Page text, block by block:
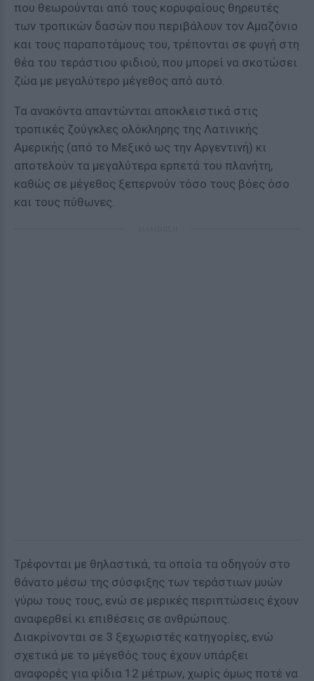
που θεωρούνται από τους κορυφαίους θηρευτές
των τροπικών δασών που περιβάλουν τον Αμαζόνιο
και τους παραποτάμους του, τρέπονται σε φυγή στη
θέα του τεράστιου φιδιού, που μπορεί να σκοτώσει
ζώα με μεγαλύτερο μέγεθος από αυτό.
Τα ανακόντα απαντώνται αποκλειστικά στις
τροπικές ζούγκλες ολόκληρης της Λατινικής
Αμερικής (από το Μεξικό ως την Αργεντινή) κι
αποτελούν τα μεγαλύτερα ερπετά του πλανήτη,
καθώς σε μέγεθος ξεπερνούν τόσο τους βόες όσο
και τους πύθωνες.
Τρέφονται με θηλαστικά, τα οποία τα οδηγούν στο
θάνατο μέσω της σύσφιξης των τεράστιων μυών
γύρω τους τους, ενώ σε μερικές περιπτώσεις έχουν
αναφερθεί κι επιθέσεις σε ανθρώπους.
Διακρίνονται σε 3 ξεχωριστές κατηγορίες, ενώ
σχετικά με το μέγεθός τους έχουν υπάρξει
αναφορές για φίδια 12 μέτρων, χωρίς όμως ποτέ να